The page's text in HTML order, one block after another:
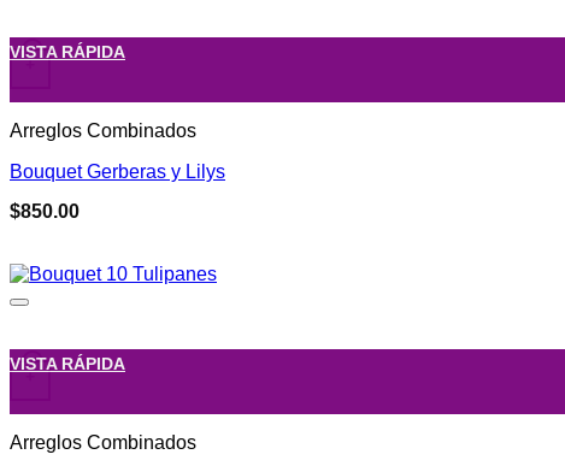
+
VISTA RÁPIDA
Arreglos Combinados
Bouquet Gerberas y Lilys
$850.00
+
VISTA RÁPIDA
Arreglos Combinados